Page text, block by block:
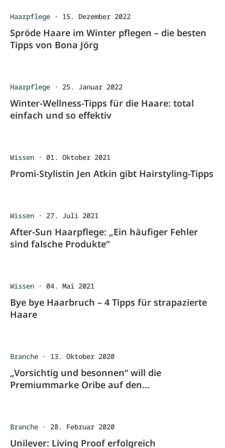
Haarpflege · 15. Dezember 2022
Spröde Haare im Winter pflegen – die besten
Tipps von Bona Jörg
Haarpflege · 25. Januar 2022
Winter-Wellness-Tipps für die Haare: total
einfach und so effektiv
Wissen · 01. Oktober 2021
Promi-Stylistin Jen Atkin gibt Hairstyling-Tipps
Wissen · 27. Juli 2021
After-Sun Haarpflege: „Ein häufiger Fehler
sind falsche Produkte“
Wissen · 04. Mai 2021
Bye bye Haarbruch – 4 Tipps für strapazierte
Haare
Branche · 13. Oktober 2020
„Vorsichtig und besonnen“ will die
Premiummarke Oribe auf den
Branche · 28. Februar 2020
Unilever: Living Proof erfolgreich